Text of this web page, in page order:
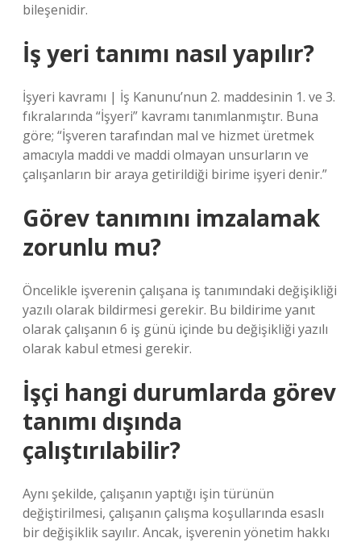
bileşenidir.
İş yeri tanımı nasıl yapılır?
İşyeri kavramı | İş Kanunu’nun 2. maddesinin 1. ve 3.
fıkralarında “İşyeri” kavramı tanımlanmıştır. Buna
göre; “İşveren tarafından mal ve hizmet üretmek
amacıyla maddi ve maddi olmayan unsurların ve
çalışanların bir araya getirildiği birime işyeri denir.”
Görev tanımını imzalamak
zorunlu mu?
Öncelikle işverenin çalışana iş tanımındaki değişikliği
yazılı olarak bildirmesi gerekir. Bu bildirime yanıt
olarak çalışanın 6 iş günü içinde bu değişikliği yazılı
olarak kabul etmesi gerekir.
İşçi hangi durumlarda görev
tanımı dışında
çalıştırılabilir?
Aynı şekilde, çalışanın yaptığı işin türünün
değiştirilmesi, çalışanın çalışma koşullarında esaslı
bir değişiklik sayılır. Ancak, işverenin yönetim hakkı